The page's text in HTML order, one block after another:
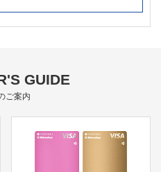
GUIDE
ご案内